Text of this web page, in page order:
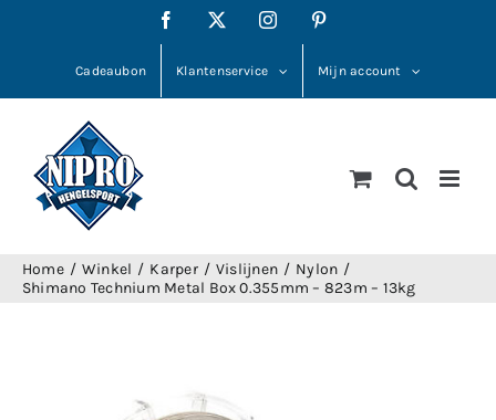
Facebook Instagram
Cadeaubon Klantenservice Mijn account
Home Winkel Karper Vislijnen
Nylon
Shimano Technium Metal Box 0.355mm – 823m – 13kg